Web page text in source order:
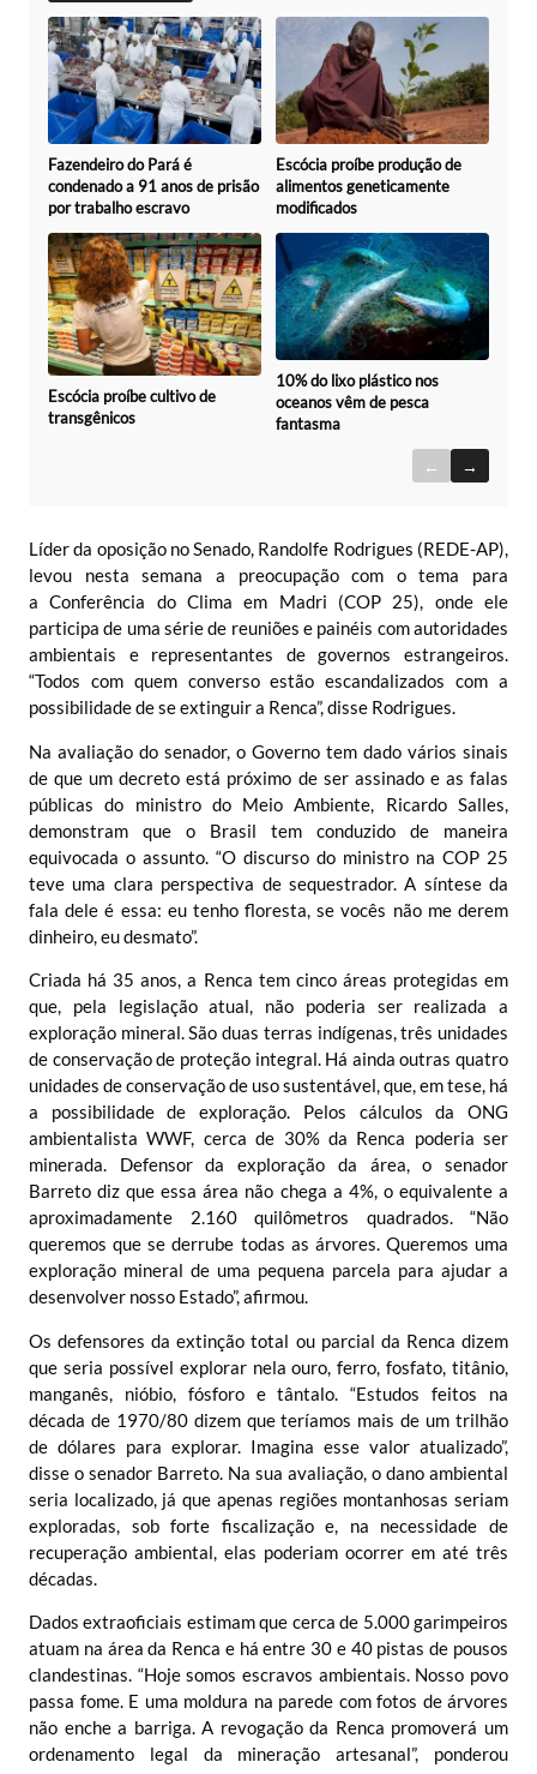
Fazendeiro do Pará é
condenado a 91 anos de prisão
por trabalho escravo
Escócia proíbe produção de
alimentos geneticamente
modificados
Escócia proíbe cultivo de
transgênicos
10% do lixo plástico nos
oceanos vêm de pesca
fantasma
← →
Líder da oposição no Senado, Randolfe Rodrigues (REDE-AP),
levou nesta semana a preocupação com o tema para
aConferência do Clima em Madri (COP 25), onde ele
participa de uma série de reuniões e painéis com autoridades
ambientais e representantes de governos estrangeiros.
“Todos com quem converso estão escandalizados com a
possibilidade de se extinguir a Renca”, disse Rodrigues.
Na avaliação do senador, o Governo tem dado vários sinais
de que um decreto está próximo de ser assinado e as falas
públicas do ministro do Meio Ambiente, Ricardo Salles,
demonstram que o Brasil tem conduzido de maneira
equivocada o assunto. “O discurso do ministro na COP 25
teve uma clara perspectiva de sequestrador. A síntese da
fala dele é essa: eu tenho floresta, se vocês não me derem
dinheiro, eu desmato”.
Criada há 35 anos, a Renca tem cinco áreas protegidas em
que, pela legislação atual, não poderia ser realizada a
exploração mineral. São duas terras indígenas, três unidades
de conservação de proteção integral. Há ainda outras quatro
unidades de conservação de uso sustentável, que, em tese, há
a possibilidade de exploração. Pelos cálculos da ONG
ambientalista WWF, cerca de 30% da Renca poderia ser
minerada. Defensor da exploração da área, o senador
Barreto diz que essa área não chega a 4%, o equivalente a
aproximadamente 2.160 quilômetros quadrados. “Não
queremos que se derrube todas as árvores. Queremos uma
exploração mineral de uma pequena parcela para ajudar a
desenvolver nosso Estado”, afirmou.
Os defensores da extinção total ou parcial da Renca dizem
que seria possível explorar nela ouro, ferro, fosfato, titânio,
manganês, nióbio, fósforo e tântalo. “Estudos feitos na
década de 1970/80 dizem que teríamos mais de um trilhão
de dólares para explorar. Imagina esse valor atualizado”,
disse o senador Barreto. Na sua avaliação, o dano ambiental
seria localizado, já que apenas regiões montanhosas seriam
exploradas, sob forte fiscalização e, na necessidade de
recuperação ambiental, elas poderiam ocorrer em até três
décadas.
Dados extraoficiais estimam que cerca de 5.000 garimpeiros
atuam na área da Renca e há entre 30 e 40 pistas de pousos
clandestinas. “Hoje somos escravos ambientais. Nosso povo
passa fome. E uma moldura na parede com fotos de árvores
não enche a barriga. A revogação da Renca promoverá um
ordenamento legal da mineração artesanal”, ponderou